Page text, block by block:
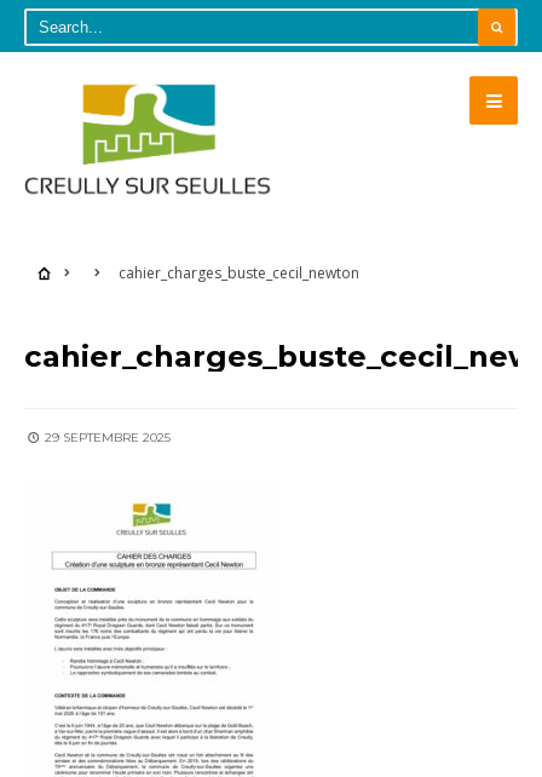
cahier_charges_buste_cecil_newton
29 SEPTEMBRE 2025